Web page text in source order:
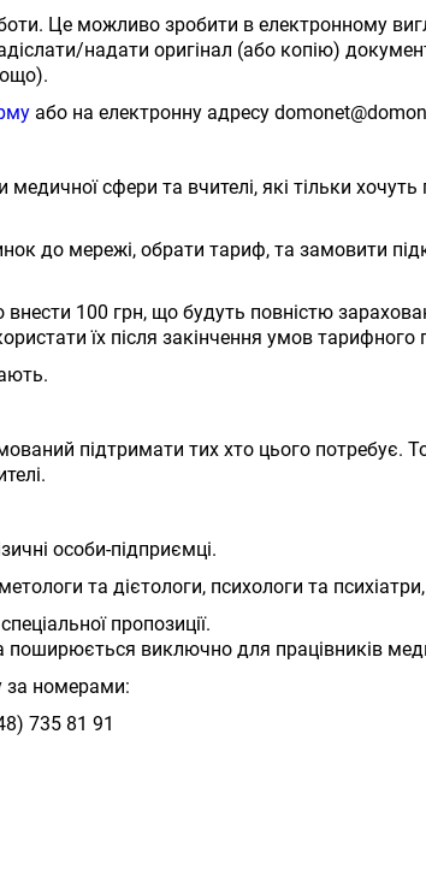
Це можливо зробити в електронному
надати оригінал (або копію)
або на електронну адресу
сфери та вчителі, які тільки
до мережі, обрати тариф, та замовити
внести 100 грн, що будуть повністю
їх після закінчення умов тарифного
підтримати тих хто цього
особи-підприємці.
та дієтологи, психологи та
пропозиції.
поширюється виключно для працівників
за номерами:
735 81 91